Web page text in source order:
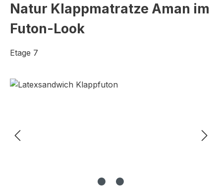
Natur Klappmatratze Aman im
Futon-Look
Etage 7
Bildergalerie überspringen